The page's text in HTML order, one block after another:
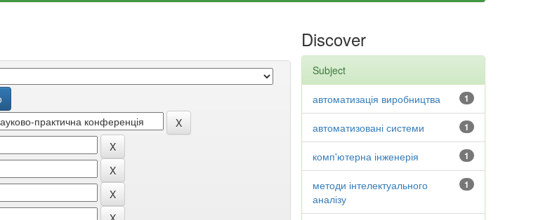
Discover
Subject
1
автоматизація виробництва
1
автоматизовані системи
1
комп'ютерна інженерія
1
методи інтелектуального
аналізу